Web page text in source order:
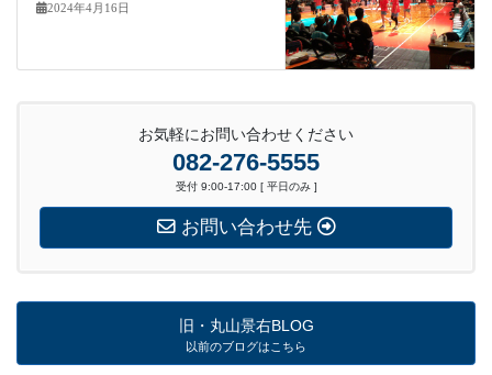
2024年4月16日
お気軽にお問い合わせください
082-276-5555
受付 9:00-17:00 [ 平日のみ ]
お問い合わせ先
旧・丸山景右BLOG
以前のブログはこちら